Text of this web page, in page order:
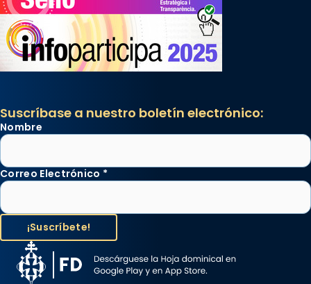
Suscríbase a nuestro boletín electrónico:
Nombre
Correo Electrónico *